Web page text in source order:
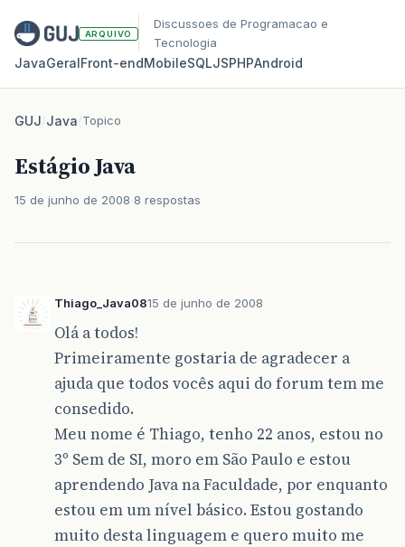
ARQUIVO
Discussoes de Programacao e
Tecnologia
JavaGeralFront‑endMobileSQLJSPHPAndroid
GUJ/Java/Topico
Estágio Java
15 de junho de 2008 8 respostas
Thiago_Java0815 de junho de 2008
Olá a todos!
Primeiramente gostaria de agradecer a
ajuda que todos vocês aqui do forum tem me
consedido.
Meu nome é Thiago, tenho 22 anos, estou no
3º Sem de SI, moro em São Paulo e estou
aprendendo Java na Faculdade, por enquanto
estou em um nível básico. Estou gostando
muito desta linguagem e quero muito me